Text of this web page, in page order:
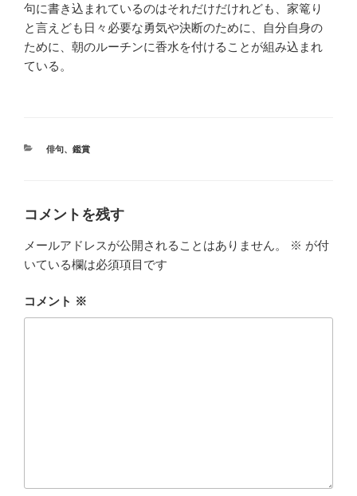
句に書き込まれているのはそれだけだけれども、家篭り
と言えども日々必要な勇気や決断のために、自分自身の
ために、朝のルーチンに香水を付けることが組み込まれ
ている。
カ
俳句、 鑑賞
コメントを残す
メールアドレスが公開されることはありません。 ※ が付
いている欄は必須項目です
コメント ※